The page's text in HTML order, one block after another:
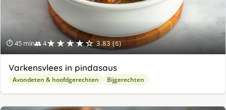
⏱ 45 min👥 4★★★★☆ 3.83 (6)
Varkensvlees in pindasaus
Avondeten & hoofdgerechten Bijgerechten